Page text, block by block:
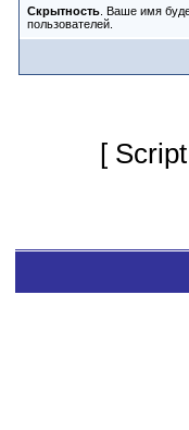
Скрытность . Ваше имя
пользователей.
[